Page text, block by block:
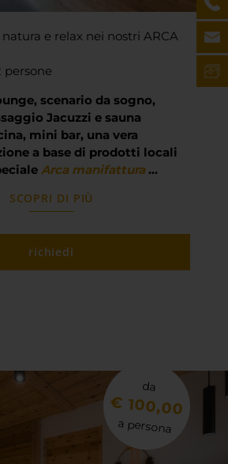
e relax nei nostri ARCA
persone
scenario da sogno,
Jacuzzi e sauna
mini bar, una vera
a base di prodotti locali
Arca manifattura…
SCOPRI DI PIÙ
richiedi
da
€ 100,00
a persona